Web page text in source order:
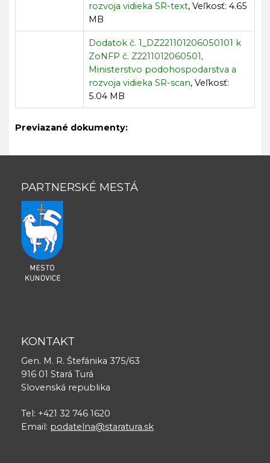
rozvoja vidieka SR-text, Veľkosť: 4.65
MB
Dodatok č. 1_DZ221101206050101 k
ZoNFP č. Z2211012060501,
Ministerstvo podohospodarstva a
rozvoja vidieka SR-scan, Veľkosť:
5.04 MB
Previazané dokumenty:
PARTNERSKÉ MESTÁ
KONTAKT
Gen. M. R. Štefánika 375/63
916 01 Stará Turá
Slovenská republika
Tel: +421 32 746 1620
Email: podatelna@staratura.sk